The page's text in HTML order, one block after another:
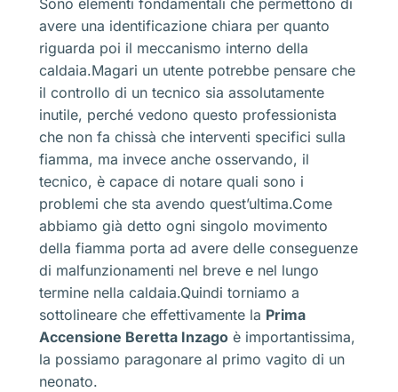
Sono elementi fondamentali che permettono di
avere una identificazione chiara per quanto
riguarda poi il meccanismo interno della
caldaia.Magari un utente potrebbe pensare che
il controllo di un tecnico sia assolutamente
inutile, perché vedono questo professionista
che non fa chissà che interventi specifici sulla
fiamma, ma invece anche osservando, il
tecnico, è capace di notare quali sono i
problemi che sta avendo quest’ultima.Come
abbiamo già detto ogni singolo movimento
della fiamma porta ad avere delle conseguenze
di malfunzionamenti nel breve e nel lungo
termine nella caldaia.Quindi torniamo a
sottolineare che effettivamente la Prima
Accensione Beretta Inzago è importantissima,
la possiamo paragonare al primo vagito di un
neonato.